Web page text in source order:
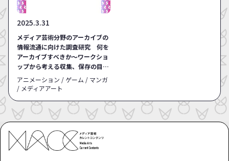
2025.3.31
メディア芸術分野のアーカイブの
情報流通に向けた調査研究 何を
アーカイブすべきか〜ワークショ
ップから考える収集、保存の目的
と課題
アニメーション / ゲーム / マンガ
/ メディアアート